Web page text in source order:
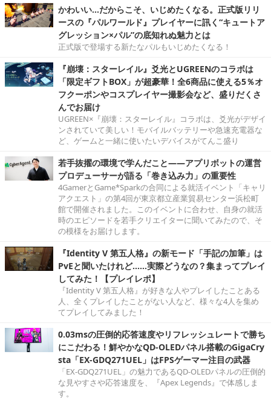
かわいい…だからこそ、いじめたくなる。正式版リリ
ースの『パルワールド』プレイヤーに訊く“キュートア
グレッション×パル”の底知れぬ魅力とは
正式版で登場する新たなパルもいじめたくなる！
『崩壊：スターレイル』爻光とUGREENのコラボは
「限定ギフトBOX」が超豪華！全6商品に使える5％オ
フクーポンやコスプレイヤー撮影会など、盛りだくさ
んでお届け
UGREEN×『崩壊：スターレイル』コラボは、爻光がデザイ
ンされていて美しい！モバイルバッテリーや急速充電器な
ど、ゲームと一緒に使いたいデバイスがてんこ盛り
若手抜擢の環境で学んだこと――アプリボットの運営
プロデューサーが語る「巻き込み力」の重要性
4GamerとGame*Sparkの合同による就活イベント「キャリ
アクエスト」の第4回が東京都立産業貿易センター浜松町
館で開催されました。このイベントに合わせ、自身の就活
時のエピソードを若手クリエイターに聞いてみたので、そ
の模様をお届けします。
『Identity V 第五人格』の新モード「手記の加筆」は
PvEと聞いたけれど……実際どうなの？集まってプレイ
してみた！【プレイレポ】
『Identity V 第五人格』が好きな人やプレイしたことある
人、全くプレイしたことがない人など、様々な4人を集め
てプレイしてみました！
0.03msの圧倒的応答速度やリフレッシュレートで勝ち
にこだわる！鮮やかなQD-OLEDパネル搭載のGigaCry
sta「EX-GDQ271UEL」はFPSゲーマー注目の武器
「EX-GDQ271UEL」の魅力であるQD-OLEDパネルの圧倒的
な見やすさや応答速度を、『Apex Legends』で体感しま
す。